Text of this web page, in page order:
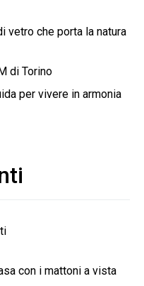
vetro che porta la natura
di Torino
per vivere in armonia
con i mattoni a vista